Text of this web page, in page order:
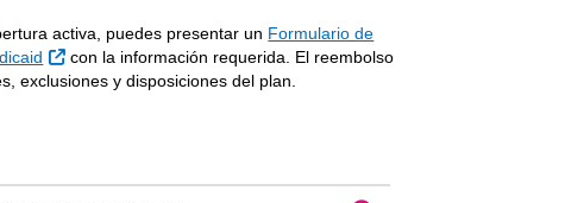
activa, puedes presentar un Formulario de
Sitio Externo
con la información requerida. El reembolso
exclusiones y disposiciones del plan.